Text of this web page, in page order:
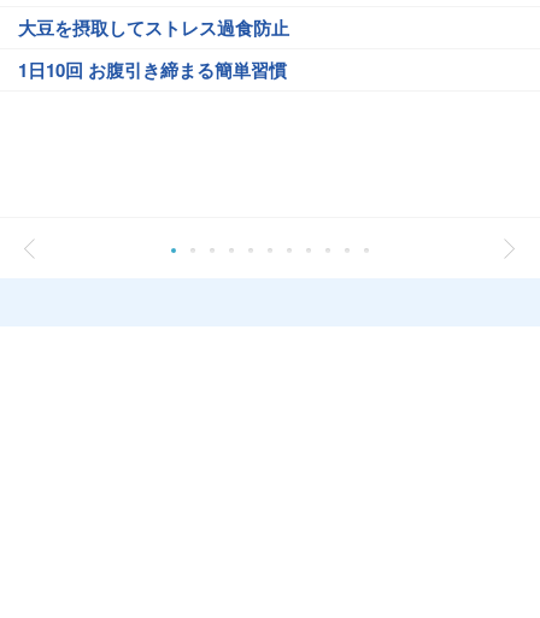
大豆を摂取してストレス過食防止
1日10回 お腹引き締まる簡単習慣